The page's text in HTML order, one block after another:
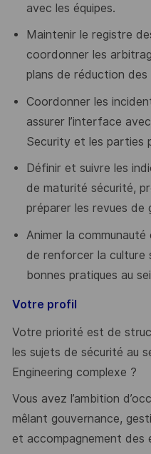
avec les équipes.
Maintenir le registre
coordonner les
plans de réduction des
Coordonner les
assurer l’interface
Security et les parties
Définir et suivre les
de maturité sécurité,
préparer les revues de
Animer la
de renforcer la culture
bonnes pratiques au
Votre profil
Votre priorité est de
les sujets de sécurité au
Engineering complexe ?
Vous avez l’ambition
mêlant gouvernance,
et accompagnement des